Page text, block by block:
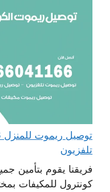
تلفزيون
فريقنا يقوم بتأمين
كونترول للمكيفات